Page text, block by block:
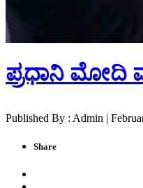
ಪ್ರಧಾನಿ ಮೋದಿ
Published By : Admin |
Share